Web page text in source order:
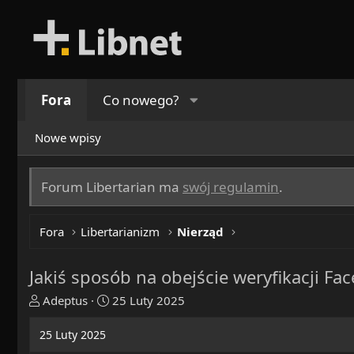
Fora Co nowego?
Nowe wpisy
Forum Libertarian ma swój regulamin.
Fora Libertarianizm Nierząd
Jakiś sposób na obejście weryfikacji
T
r
Adeptus
R
25 Luty 2025
25 Luty 2025